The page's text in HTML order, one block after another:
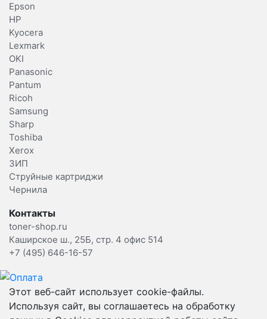
Epson
HP
Kyocera
Lexmark
OKI
Panasonic
Pantum
Ricoh
Samsung
Sharp
Toshiba
Xerox
ЗИП
Струйные картриджи
Чернила
Контакты
toner-shop.ru
Каширское ш., 25Б, стр. 4 офис 514
+7 (495) 646-16-57
Этот веб-сайт использует cookie-файлы.
Используя сайт, вы соглашаетесь на обработку